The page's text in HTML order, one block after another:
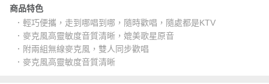
商品特色
．輕巧便攜，走到哪唱到哪，隨時歡唱，隨處都是KTV
．麥克風高靈敏度音質清晰，媲美歌星原音
．附兩組無線麥克風，雙人同步歡唱
．麥克風高靈敏度音質清晰